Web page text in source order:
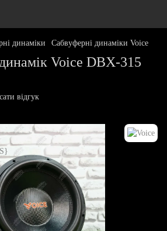
динаміки Сабвуферні динаміки Voice
Voice DBX-315
відгук